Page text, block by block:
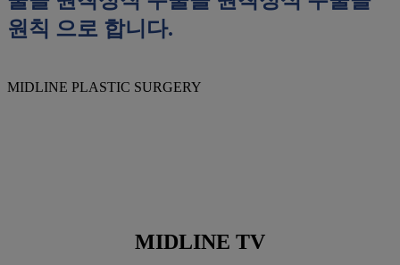
원칙 으로 합니다.
MIDLINE PLASTIC SURGERY
MIDLINE TV